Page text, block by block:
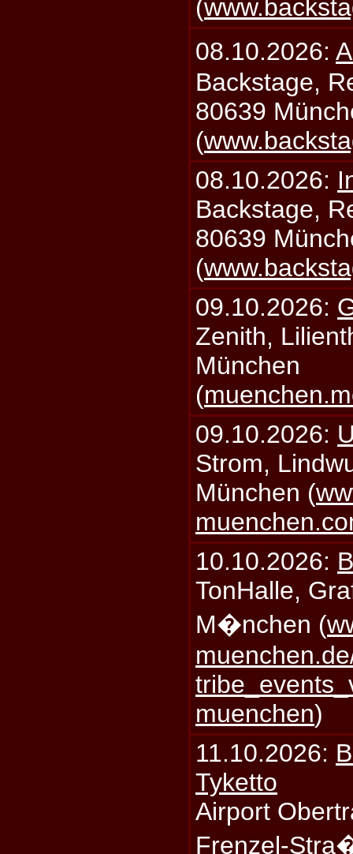
(
08.10.2026:
Backstage,
80639
(
08.10.2026:
Backstage,
80639
(
09.10.2026:
Zenith,
München
(
09.10.2026:
Strom,
München (
10.10.2026:
TonHalle,
M�nchen (
muenchen)
11.10.2026:
Tyketto
Airport
Frenzel-